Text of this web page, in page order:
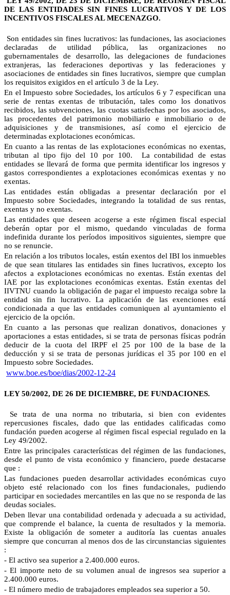
DE LAS ENTIDADES SIN FINES LUCRATIVOS Y DE LOS
INCENTIVOS FISCALES AL MECENAZGO.
Son entidades sin fines lucrativos: las fundaciones, las asociaciones
declaradas de utilidad pública, las organizaciones no
gubernamentales de desarrollo, las delegaciones de fundaciones
extranjeras, las federaciones deportivas y las federaciones y
asociaciones de entidades sin fines lucrativos, siempre que cumplan
los requisitos exigidos en el artículo 3 de la Ley.
En el Impuesto sobre Sociedades, los artículos 6 y 7 especifican una
serie de rentas exentas de tributación, tales como los donativos
recibidos, las subvenciones, las cuotas satisfechas por los asociados,
las procedentes del patrimonio mobiliario e inmobiliario o de
adquisiciones y de transmisiones, así como el ejercicio de
determinadas explotaciones económicas.
En cuanto a las rentas de las explotaciones económicas no exentas,
tributan al tipo fijo del 10 por 100.
La contabilidad de estas
entidades se llevará de forma que permita identificar los ingresos y
gastos correspondientes a explotaciones económicas exentas y no
exentas.
Las entidades están obligadas a presentar declaración por el
Impuesto sobre Sociedades, integrando la totalidad de sus rentas,
exentas y no exentas.
Las entidades que deseen acogerse a este régimen fiscal especial
deberán optar por el mismo, quedando vinculadas de forma
indefinida durante los períodos impositivos siguientes, siempre que
no se renuncie.
En relación a los tributos locales, están exentos del IBI los inmuebles
de que sean titulares las entidades sin fines lucrativos, excepto los
afectos a explotaciones económicas no exentas. Están exentas del
IAE por las explotaciones económicas exentas. Están exentas del
IIVTNU cuando la obligación de pagar el impuesto recaiga sobre la
entidad sin fin lucrativo. La aplicación de las exenciones está
condicionada a que las entidades comuniquen al ayuntamiento el
ejercicio de la opción.
En cuanto a las personas que realizan donativos, donaciones y
aportaciones a estas entidades, si se trata de personas físicas podrán
deducir de la cuota del IRPF el 25 por 100 de la base de la
deducción y si se trata de personas jurídicas el 35 por 100 en el
Impuesto sobre Sociedades.
www.boe.es/boe/dias/2002-12-24
LEY 50/2002, DE 26 DE DICIEMBRE, DE FUNDACIONES.
Se trata de una norma no tributaria, si bien con evidentes
repercusiones fiscales, dado que las entidades calificadas como
fundación pueden acogerse al régimen fiscal especial regulado en la
Ley 49/2002.
Entre las principales características del régimen de las fundaciones,
desde el punto de vista económico y financiero, puede destacarse
que :
Las fundaciones pueden desarrollar actividades económicas cuyo
objeto esté relacionado con los fines fundacionales, pudiendo
participar en sociedades mercantiles en las que no se responda de las
deudas sociales.
Deben llevar una contabilidad ordenada y adecuada a su actividad,
que comprende el balance, la cuenta de resultados y la memoria.
Existe la obligación de someter a auditoría las cuentas anuales
siempre que concurran al menos dos de las circunstancias siguientes
:
- El activo sea superior a 2.400.000 euros.
- El importe neto de su volumen anual de ingresos sea superior a
2.400.000 euros.
- El número medio de trabajadores empleados sea superior a 50.